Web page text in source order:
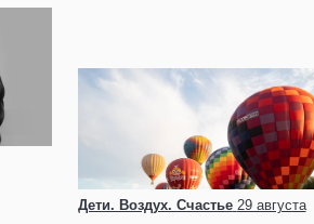
Дети. Воздух. Счастье 29 августа